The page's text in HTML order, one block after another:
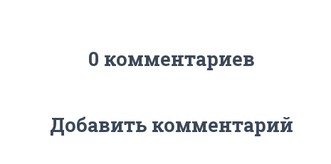
0 комментариев
Добавить комментарий